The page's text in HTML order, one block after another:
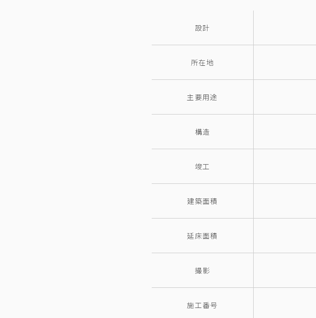
設計
所在地
主要用途
構造
竣工
建築面積
延床面積
撮影
施工番号